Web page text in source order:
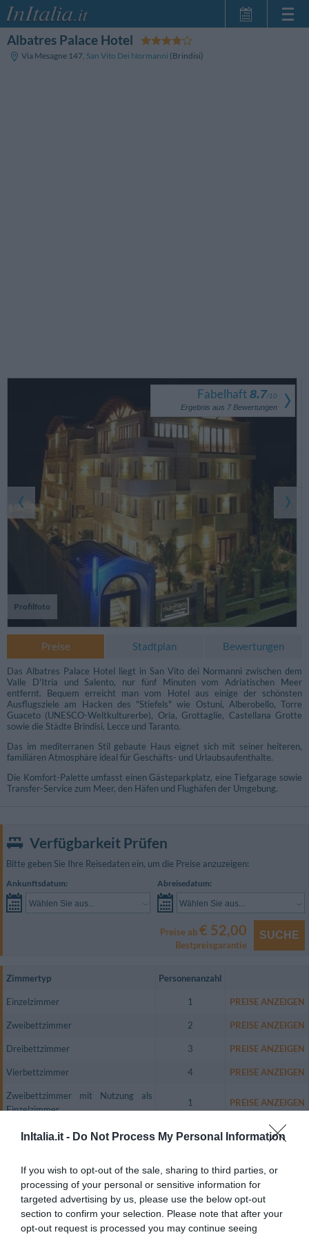
InItalia.it - Do Not Process My Personal Information
If you wish to opt-out of the sale, sharing to third parties, or
processing of your personal or sensitive information for
targeted advertising by us, please use the below opt-out
section to confirm your selection. Please note that after your
opt-out request is processed you may continue seeing
Albatres Palace Hotel
Via Mesagne 147, San Vito Dei Normanni (Brindisi)
Profilfoto
Fabelhaft 8.7/10
Ergebnis aus 7 Bewertungen
Preise Stadtplan Bewertungen
Das Albatres Palace Hotel liegt in San Vito dei Normanni zwischen dem
Valle D'Itria und Salento, nur fünf Minuten vom Adriatischen Meer
entfernt. Bequem erreicht man vom Hotel aus einige der schönsten
Ausflugsziele am Hacken des "Stiefels" wie Ostuni, Alberobello, Torre
Guaceto (UNESCO-Weltkulturerbe), Oria, Grottaglie, Castellana Grotte
sowie die Städte Brindisi, Lecce und Taranto.
Das im mediterranen Stil gebaute Haus eignet sich mit seiner heiteren,
familiären Atmosphäre ideal für Geschäfts- und Urlaubsaufenthalte.
Die Komfort-Palette umfasst einen Gästeparkplatz, eine Tiefgarage sowie
Transfer-Service zum Meer, den Häfen und Flughäfen der Umgebung.
Verfügbarkeit Prüfen
Bitte geben Sie Ihre Reisedaten ein, um die Preise anzuzeigen:
Ankunftsdatum:
Wählen Sie aus...
Abreisedatum:
Wählen Sie aus...
Preise ab€ 52,00
Bestpreisgarantie
SUCHE
Zimmertyp Personenanzahl
Einzelzimmer 1 PREISE ANZEIGEN
Zweibettzimmer 2 PREISE ANZEIGEN
Dreibettzimmer 3 PREISE ANZEIGEN
Vierbettzimmer 4 PREISE ANZEIGEN
Zweibettzimmer mit Nutzung als
Einzelzimmer
1 PREISE ANZEIGEN
Doppelbettzimmer Junior Suite 2 PREISE ANZEIGEN
Kategorien mit Klimaanlage, Balkon, Satellitenfernsehen, Safe, kabellosem
Internetzugang, Direktwahltelefon, Minibar, Wecker,
Magnetschlüsselkarte und jeweils eigenem Bad mit Badewanne oder
Whirlpool und Haartrockner.
Verfügbare Zimmer: Einzelzimmer, Zweibettzimmer, Dreibettzimmer,